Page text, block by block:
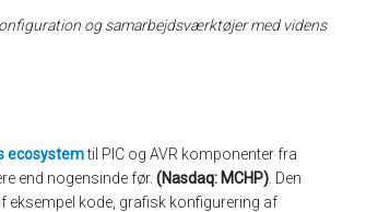
og samarbejdsværktøjer med videns
ecosystemtil PIC og AVR komponenter fra
end nogensinde før. (Nasdaq: MCHP) . Den
kode, grafisk konfigurering af